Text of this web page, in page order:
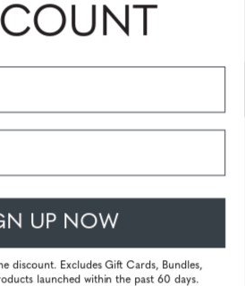
UP NOW
discount. Excludes Gift Cards, Bundles,
launched within the past 60 days.